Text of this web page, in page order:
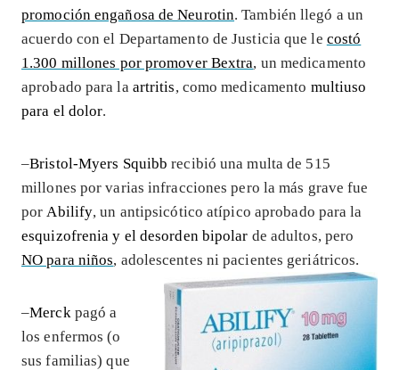
promoción engañosa de Neurotin. También llegó a un
acuerdo con el Departamento de Justicia que le costó
1.300 millones por promover Bextra, un medicamento
aprobado para la artritis, como medicamento multiuso
para el dolor.
–Bristol-Myers Squibb recibió una multa de 515
millones por varias infracciones pero la más grave fue
por Abilify, un antipsicótico atípico aprobado para la
esquizofrenia y el desorden bipolar de adultos, pero
NO para niños, adolescentes ni pacientes geriátricos.
–Merck pagó a
los enfermos (o
sus familias) que